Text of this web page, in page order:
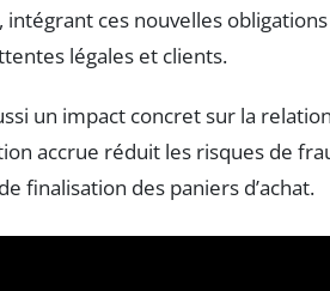
intégrant ces nouvelles obligations
légales et clients.
un impact concret sur la
accrue réduit les risques de
finalisation des paniers d’achat.